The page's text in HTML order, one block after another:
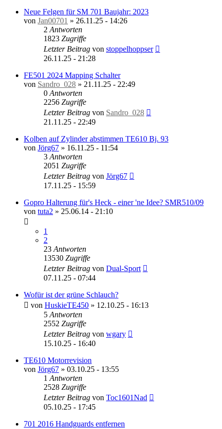
Neue Felgen für SM 701 Baujahr: 2023
von Jan00701 » 26.11.25 - 14:26
2 Antworten
1823 Zugriffe
Letzter Beitrag von stoppelhoppser
26.11.25 - 21:28
FE501 2024 Mapping Schalter
von Sandro_028 » 21.11.25 - 22:49
0 Antworten
2256 Zugriffe
Letzter Beitrag von Sandro_028
21.11.25 - 22:49
Kolben auf Zylinder abstimmen TE610 Bj. 93
von Jörg67 » 16.11.25 - 11:54
3 Antworten
2051 Zugriffe
Letzter Beitrag von Jörg67
17.11.25 - 15:59
Gopro Halterung für's Heck - einer 'ne Idee? SMR510/09
von tuta2 » 25.06.14 - 21:10
1
2
23 Antworten
13530 Zugriffe
Letzter Beitrag von Dual-Sport
07.11.25 - 07:44
Wofür ist der grüne Schlauch?
von HuskieTE450 » 12.10.25 - 16:13
5 Antworten
2552 Zugriffe
Letzter Beitrag von wgary
15.10.25 - 16:40
TE610 Motorrevision
von Jörg67 » 03.10.25 - 13:55
1 Antworten
2528 Zugriffe
Letzter Beitrag von Toc1601Nad
05.10.25 - 17:45
701 2016 Handguards entfernen